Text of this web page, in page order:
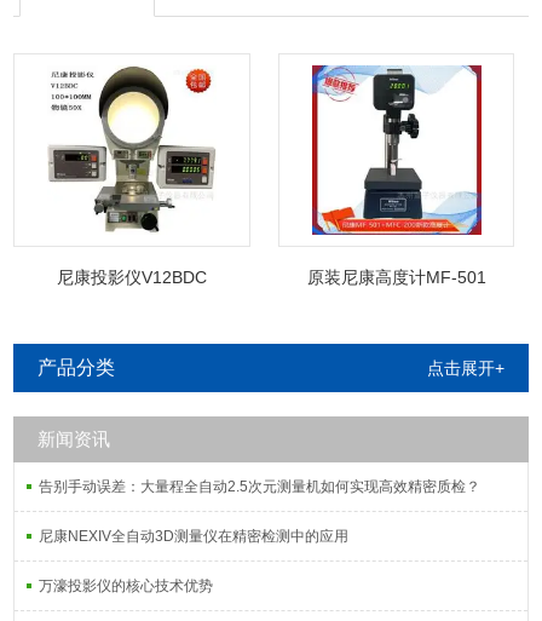
尼康投影仪V12BDC 原装尼康高度计MF-501
产品分类 点击展开+
新闻资讯
告别手动误差：大量程全自动2.5次元测量机如何实现高效精密质检？
尼康NEXIV全自动3D测量仪在精密检测中的应用
万濠投影仪的核心技术优势